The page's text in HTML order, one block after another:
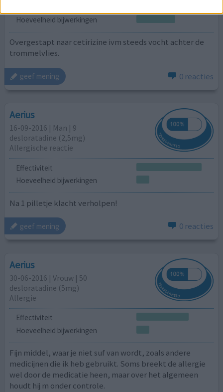
Hoeveelheid bijwerkingen
Overgestapt naar cetirizine ivm steeds vocht achter de
trommelvlies.
geef mening 0 reacties
Aerius
16-09-2016 | Man | 9
desloratadine (2,5mg)
Allergische reactie
Effectiviteit
Hoeveelheid bijwerkingen
Na 1 pilletje klacht verholpen!
geef mening 0 reacties
Aerius
30-06-2016 | Vrouw | 50
desloratadine (5mg)
Allergie
Effectiviteit
Hoeveelheid bijwerkingen
Fijn middel, waar je niet suf van wordt, zoals andere
medicijnen die ik heb gebruikt. Soms breekt de allergie
wel door de medicatie heen, maar over het algemeen
houdt hij m onder controle.